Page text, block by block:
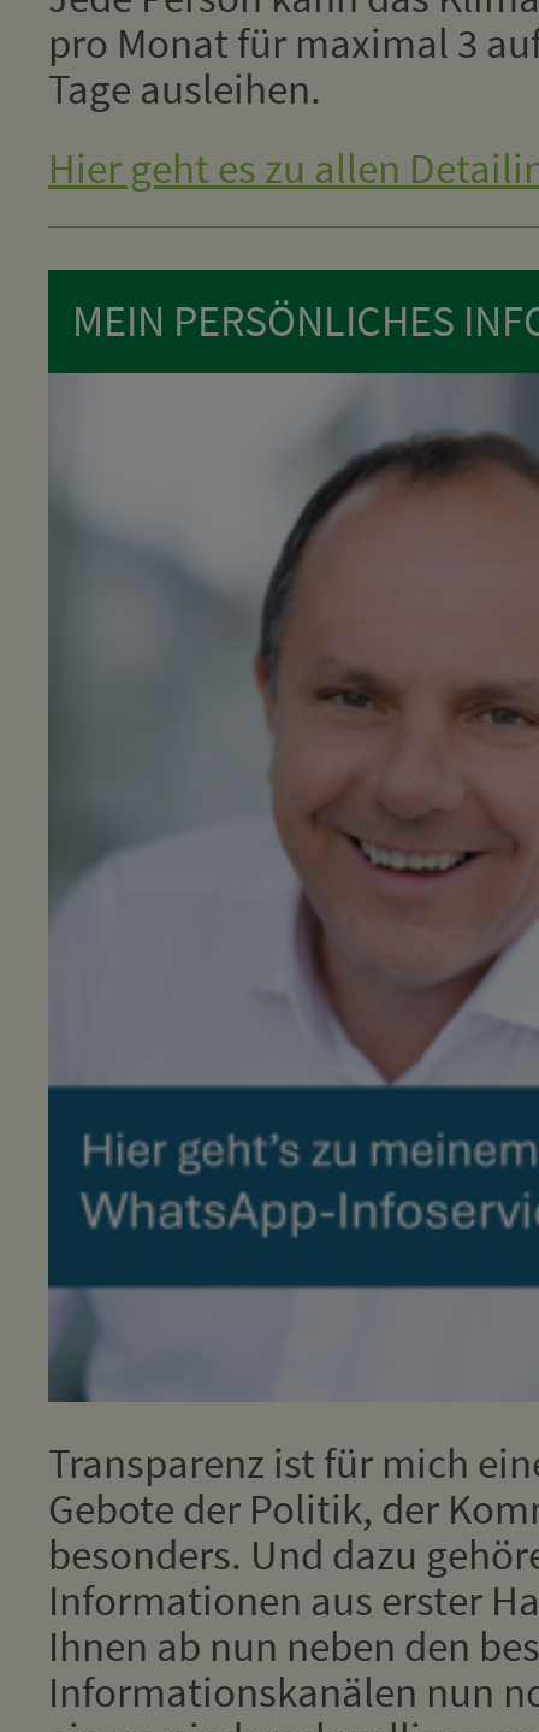
pro Monat für maximal 3
Tage ausleihen.
Hier geht es zu allen
MEIN PERSÖNLICHES
Transparenz ist für mich
Gebote der Politik, der
besonders. Und dazu
Informationen aus erster
Ihnen ab nun neben den
Informationskanälen nun